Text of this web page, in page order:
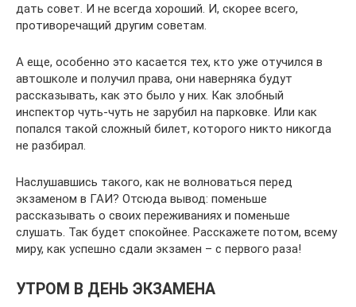
дать совет. И не всегда хороший. И, скорее всего,
противоречащий другим советам.
А еще, особенно это касается тех, кто уже отучился в
автошколе и получил права, они наверняка будут
рассказывать, как это было у них. Как злобный
инспектор чуть-чуть не зарубил на парковке. Или как
попался такой сложный билет, которого никто никогда
не разбирал.
Наслушавшись такого, как не волноваться перед
экзаменом в ГАИ? Отсюда вывод: поменьше
рассказывать о своих переживаниях и поменьше
слушать. Так будет спокойнее. Расскажете потом, всему
миру, как успешно сдали экзамен – с первого раза!
УТРОМ В ДЕНЬ ЭКЗАМЕНА